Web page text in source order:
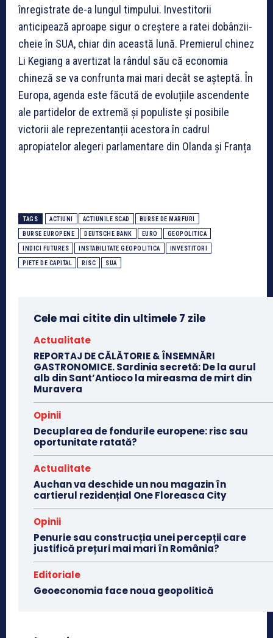
înregistrate de-a lungul timpului. Investitorii
anticipează aproape sigur o creștere a ratei dobânzii-
cheie în SUA, chiar din această lună. Premierul chinez
Li Kegiang a avertizat la rândul său că economia
chineză se va confrunta mai mari decât se așteptă. În
Europa, agenda este făcută de evoluțiile ascendente
ale partidelor de extremă și populiste și posibile
victorii ale reprezentanții acestora în cadrul
apropiatelor alegeri parlamentare din Olanda și Franța
TAGS ACTIUNI ACTIUNILE SCAD BURSE DE MARFURI
BURSE EUROPENE DEUTSCHE BANK EURO GEOPOLITICA
INDICI FUTURES INSTABILITATE GEOPOLITICA INVESTITORI
PIETE DE CAPITAL RISC SUA
Cele mai citite din ultimele 7 zile
Actualitate
REPORTAJ DE CĂLĂTORIE & ÎNSEMNĂRI
GASTRONOMICE. Sardinia secretă: De la aurul
alb din Sant’Antioco la mireasma de mirt din
Muravera
Opinii
Decuplarea de fondurile europene: risc sau
oportunitate ratată?
Actualitate
Auchan va deschide un nou magazin în
cartierul rezidențial One Floreasca City
Opinii
Penurie sau construcția unei percepții care
justifică prețuri mai mari în România?
Editoriale
Geoeconomia face noua geopolitică